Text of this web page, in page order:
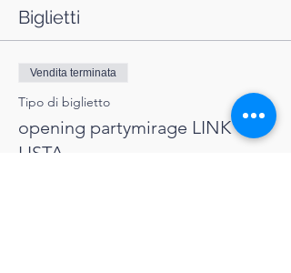
Biglietti
Vendita terminata
Tipo di biglietto
opening partymirage LINK
LISTA